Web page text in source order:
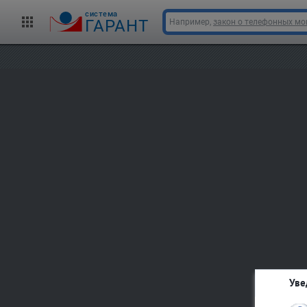
cистема
ГАРАНТ Например, закон о телефонных